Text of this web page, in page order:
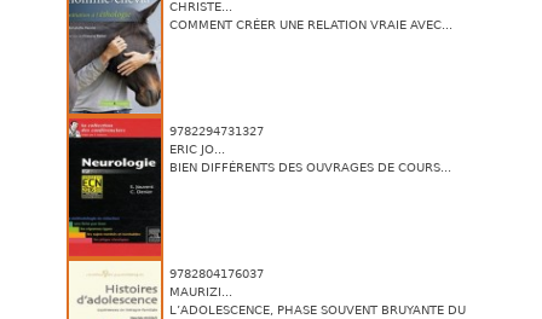
CHRISTE...
COMMENT CRÉER UNE RELATION VRAIE AVEC...
9782294731327
ERIC JO...
BIEN DIFFÉRENTS DES OUVRAGES DE COURS...
9782804176037
MAURIZI...
L’ADOLESCENCE, PHASE SOUVENT BRUYANTE DU